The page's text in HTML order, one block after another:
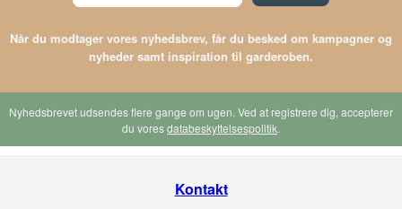
Når du modtager vores nyhedsbrev, får du besked om kampagner og
nyheder samt inspiration til garderoben.
Nyhedsbrevet udsendes flere gange om ugen. Ved at registrere dig, accepterer
du voresdatabeskyttelsespolitik.
Kontakt